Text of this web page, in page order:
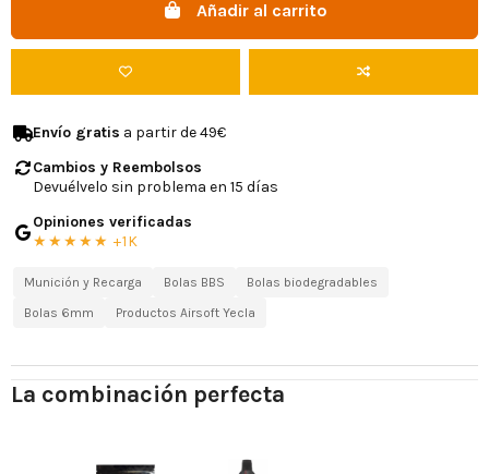
Añadir al carrito
Envío gratis a partir de 49€
Cambios y Reembolsos
Devuélvelo sin problema en 15 días
Opiniones verificadas
★★★★★ +1K
Munición y Recarga Bolas BBS
Bolas biodegradables
Bolas 6mm
Productos Airsoft Yecla
La combinación perfecta